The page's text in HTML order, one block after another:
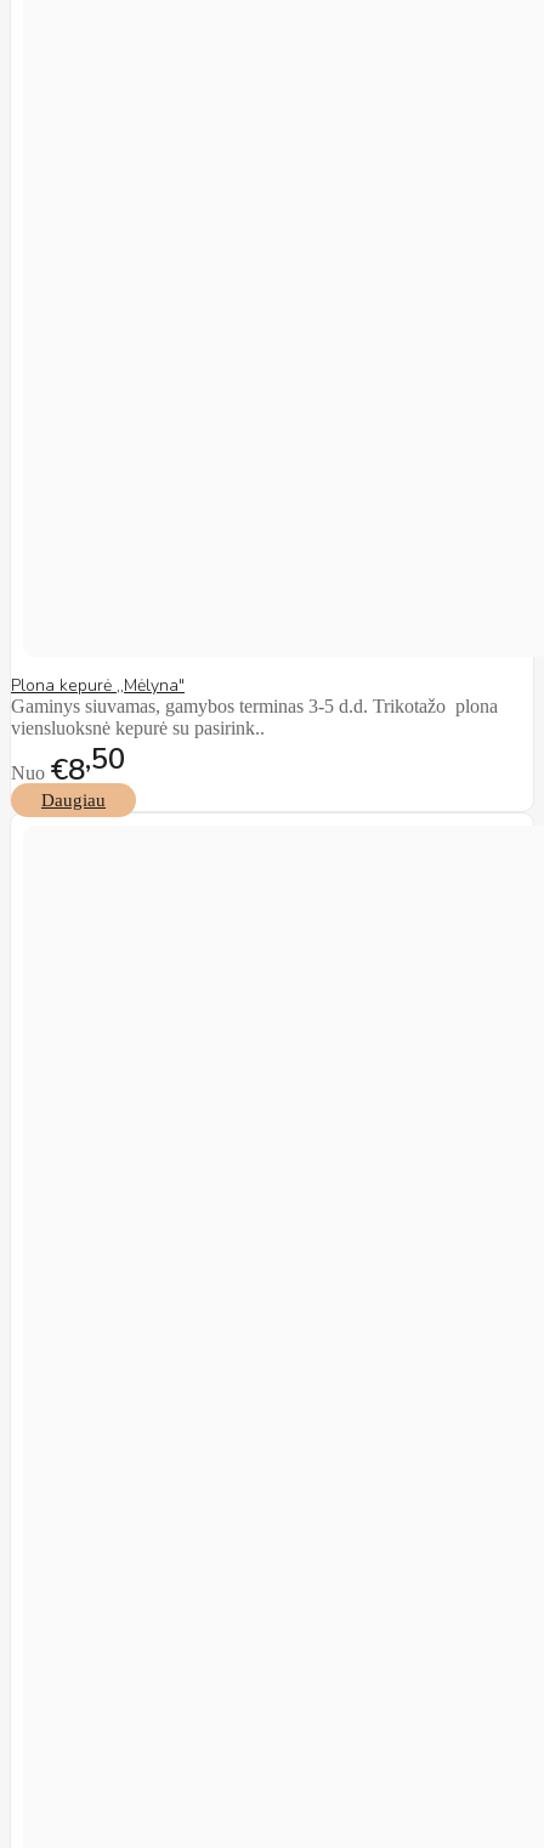
Plona kepurė ,,Mėlyna"
Gaminys siuvamas, gamybos terminas 3-5 d.d. Trikotažo plona
viensluoksnė kepurė su pasirink..
Nuo €850
Daugiau